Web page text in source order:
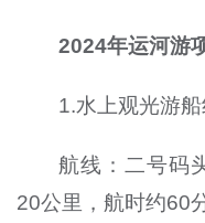
2024年运河游
1.水上观光游
航线：二号码
20公里，航时约60